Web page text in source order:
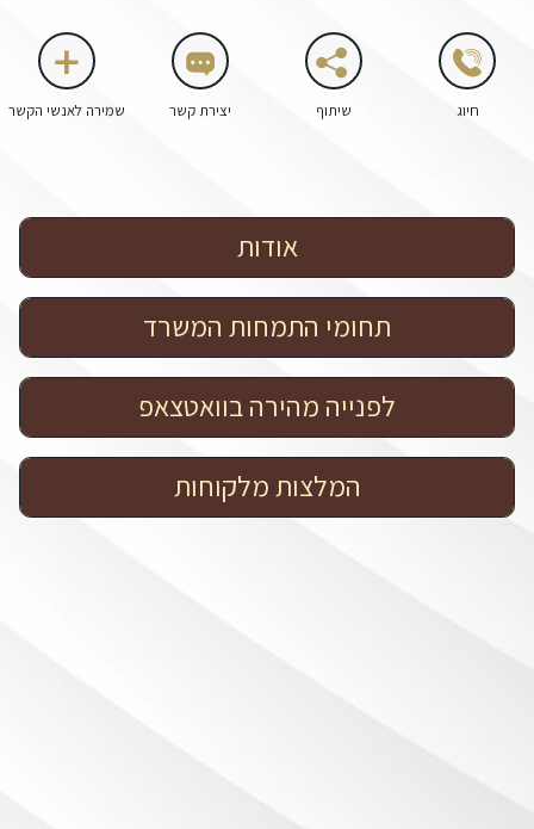
שמירה לאנשי הקשר יצירת קשר שיתוף חיוג
אודות
תחומי התמחות המשרד
לפנייה מהירה בוואטצאפ
המלצות מלקוחות